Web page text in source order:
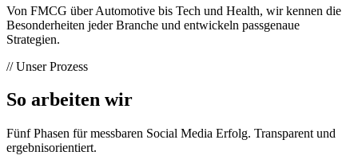
Von FMCG über Automotive bis Tech und Health, wir kennen die
Besonderheiten jeder Branche und entwickeln passgenaue
Strategien.
// Unser Prozess
So arbeiten wir
Fünf Phasen für messbaren Social Media Erfolg. Transparent und
ergebnisorientiert.